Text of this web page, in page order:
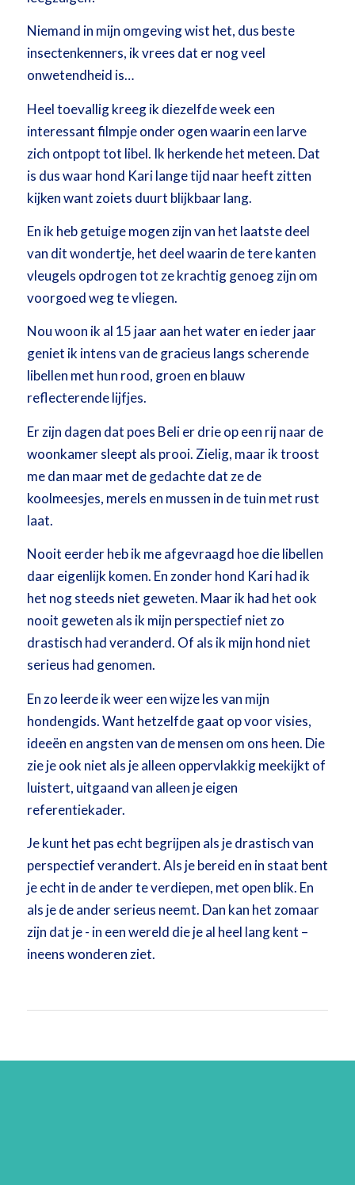
Niemand in mijn omgeving wist het, dus beste
insectenkenners, ik vrees dat er nog veel
onwetendheid is…
Heel toevallig kreeg ik diezelfde week een
interessant filmpje onder ogen waarin een larve
zich ontpopt tot libel. Ik herkende het meteen. Dat
is dus waar hond Kari lange tijd naar heeft zitten
kijken want zoiets duurt blijkbaar lang.
En ik heb getuige mogen zijn van het laatste deel
van dit wondertje, het deel waarin de tere kanten
vleugels opdrogen tot ze krachtig genoeg zijn om
voorgoed weg te vliegen.
Nou woon ik al 15 jaar aan het water en ieder jaar
geniet ik intens van de gracieus langs scherende
libellen met hun rood, groen en blauw
reflecterende lijfjes.
Er zijn dagen dat poes Beli er drie op een rij naar de
woonkamer sleept als prooi. Zielig, maar ik troost
me dan maar met de gedachte dat ze de
koolmeesjes, merels en mussen in de tuin met rust
laat.
Nooit eerder heb ik me afgevraagd hoe die libellen
daar eigenlijk komen. En zonder hond Kari had ik
het nog steeds niet geweten. Maar ik had het ook
nooit geweten als ik mijn perspectief niet zo
drastisch had veranderd. Of als ik mijn hond niet
serieus had genomen.
En zo leerde ik weer een wijze les van mijn
hondengids. Want hetzelfde gaat op voor visies,
ideeën en angsten van de mensen om ons heen. Die
zie je ook niet als je alleen oppervlakkig meekijkt of
luistert, uitgaand van alleen je eigen
referentiekader.
Je kunt het pas echt begrijpen als je drastisch van
perspectief verandert. Als je bereid en in staat bent
je echt in de ander te verdiepen, met open blik. En
als je de ander serieus neemt. Dan kan het zomaar
zijn dat je ­- in een wereld die je al heel lang kent –
ineens wonderen ziet.